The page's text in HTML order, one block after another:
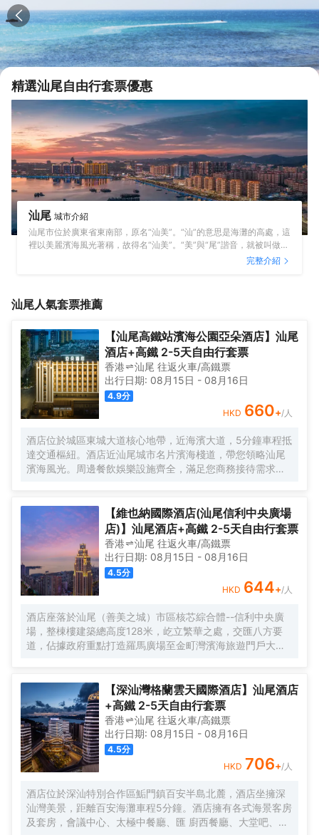
精選汕尾自由行套票優惠
汕尾 城市介紹
汕尾市位於廣東省東南部，原名“汕美”。“汕”的意思是海灘的高處，這
裡以美麗濱海風光著稱，故得名“汕美”。“美”與“尾”諧音，就被叫做汕
尾。美麗的濱海風光是汕尾旅遊的亮點。汕尾的名勝古跡眾多，比如
革命的發祥地之一，周恩來、彭湃等老一輩革命家曾在此生活、戰
鬥。
完整介紹
汕尾人氣套票推薦
【汕尾高鐵站濱海公園亞朵酒店】汕尾
酒店+高鐵 2-5天自由行套票
香港 汕尾 往返火車/高鐵票
出行日期: 08月15日 - 08月16日
4.9分
HKD 660+/人
酒店位於城區東城大道核心地帶，近海濱大道，5分鐘車程抵
達交通樞紐。酒店近汕尾城市名片濱海棧道，帶您領略汕尾
濱海風光。周邊餐飲娛樂設施齊全，滿足您商務接待需求。
以持續改進的優質產品，服務與體驗，塑造和完善人們的未
來生活，“讓人與人有温度地連接。”
【維也納國際酒店(汕尾信利中央廣場
店)】汕尾酒店+高鐵 2-5天自由行套票
香港 汕尾 往返火車/高鐵票
出行日期: 08月15日 - 08月16日
4.5分
HKD 644+/人
酒店座落於汕尾（善美之城）市區核芯綜合體--信利中央廣
場，整棟樓建築總高度128米，屹立繁華之處，交匯八方要
道，佔據政府重點打造羅馬廣場至金町灣濱海旅遊門戶大道
總站約10分鐘，距G15瀋海高速長沙灣出入口約16分鐘。 酒
店是全球第二大酒店集團錦江酒店旗下國際品牌全新5.0系列
旗艦店，以“新商旅、深睡眠”為核心品牌價值，打造專屬於五
感合一的沉浸式體驗。 酒店設立於綜合體第13至第25層，享
受高樓層高視野優勢，擁有大堂休閒區、雲餐廳、健身房、
自助洗衣房、會議室等配套，信利中央廣場停車位較多，集
合商業商場、KTV、高端寫字樓、美食，為賓客提供一站式
商旅新生活體驗。 酒店秉承“誠信，專業，高效，務實”的服
務理念，“用心服務，以誠待人”的服務宗旨，歡迎五湖四海賓
客光臨！
【深汕灣格蘭雲天國際酒店】汕尾酒店
+高鐵 2-5天自由行套票
香港 汕尾 往返火車/高鐵票
出行日期: 08月15日 - 08月16日
4.5分
HKD 706+/人
酒店位於深汕特別合作區鮜門鎮百安半島北麓，酒店坐擁深
汕灣美景，距離百安海灘車程5分鐘。酒店擁有各式海景客房
及套房，會議中心、太極中餐廳、匯 廚西餐廳、大堂吧、健